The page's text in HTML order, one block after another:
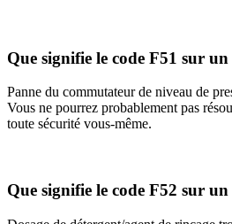
Que signifie le code F51 sur
Panne du commutateur de niveau de
Vous ne pourrez probablement pas
toute sécurité vous-même.
Que signifie le code F52 sur